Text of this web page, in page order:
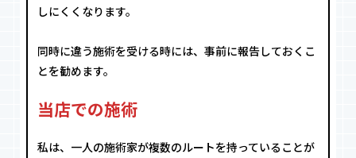
しにくくなります。
同時に違う施術を受ける時には、事前に報告しておくこ
とを勧めます。
当店での施術
私は、一人の施術家が複数のルートを持っていることが